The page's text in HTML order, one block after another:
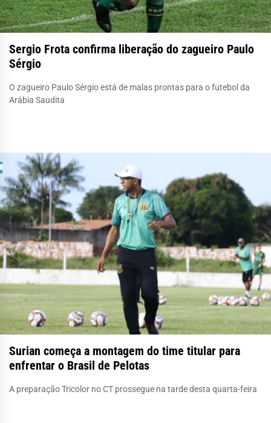
Sergio Frota confirma liberação do zagueiro Paulo
Sérgio
O zagueiro Paulo Sérgio está de malas prontas para o futebol da
Arábia Saudita
Surian começa a montagem do time titular para
enfrentar o Brasil de Pelotas
A preparação Tricolor no CT prossegue na tarde desta quarta-feira